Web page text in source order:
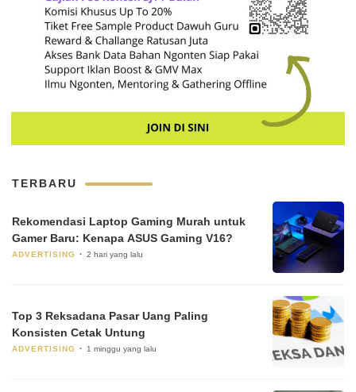
TERBARU
Rekomendasi Laptop Gaming Murah untuk
Gamer Baru: Kenapa ASUS Gaming V16?
ADVERTISING 2 hari yang lalu
Top 3 Reksadana Pasar Uang Paling
Konsisten Cetak Untung
ADVERTISING 1 minggu yang lalu